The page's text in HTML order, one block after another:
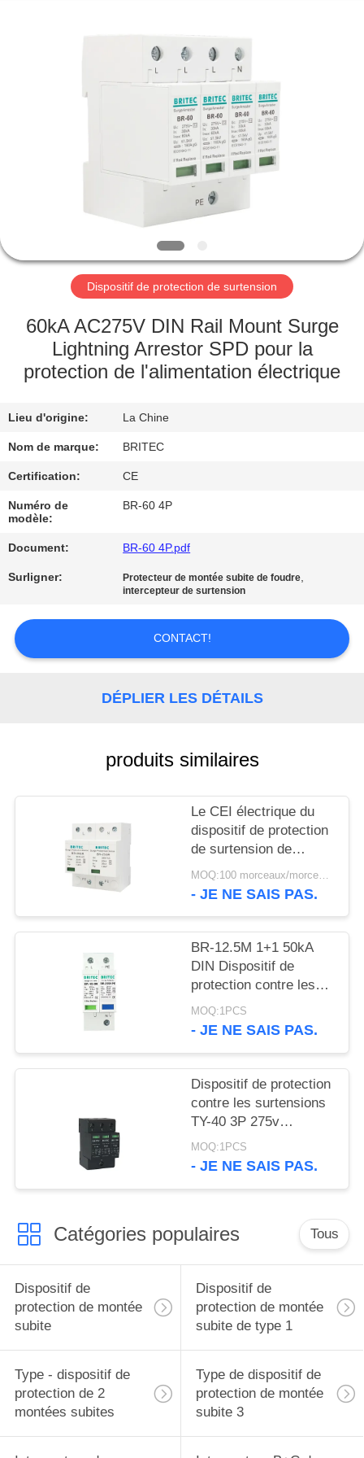
APERÇU
PROPOS
DE
NOUS
VISITE
D'USINE
DE
LA
QUALITÉ
CONTACT
NOUVELLES
TOUS
LES
POLITIQUE
CONFIDENTIALITÉ
Dispositif de protection de surtension
60kA AC275V DIN Rail Mount Surge
Lightning Arrestor SPD pour la
protection de l'alimentation électrique
Lieu d'origine: La Chine
Nom de marque: BRITEC
Certification: CE
Numéro de
modèle:
BR-60 4P
Document: BR-60 4P.pdf
Surligner: Protecteur de montée subite de foudre,
intercepteur de surtension
CONTACT!
DÉPLIER LES DÉTAILS
produits similaires
Le CEI électrique du
dispositif de protection
de surtension de
dispositif antiparasite
de montée subite 385v
MOQ:100 morceaux/morceaux
- JE NE SAIS PAS.
BR-12.5M 1+1 50kA
DIN Dispositif de
protection contre les
surtensions
ferroviaires contre la
MOQ:1PCS
- JE NE SAIS PAS.
Dispositif de protection
contre les surtensions
TY-40 3P 275v
Protecteur contre la
foudre Spd type 2
MOQ:1PCS
- JE NE SAIS PAS.
Catégories populaires Tous
Dispositif de
protection de montée
subite
Dispositif de
protection de montée
subite de type 1
Type - dispositif de
protection de 2
montées subites
Type de dispositif de
protection de montée
subite 3